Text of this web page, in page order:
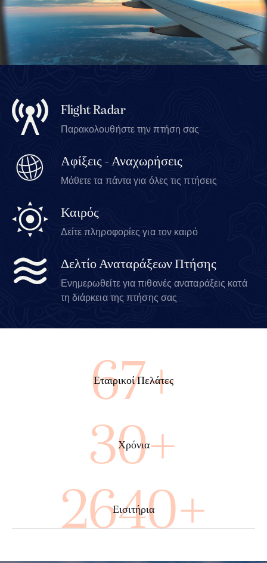
Flight Radar
Παρακολουθήστε την πτήση σας
Αφίξεις - Αναχωρήσεις
Μάθετε τα πάντα για όλες τις πτήσεις
Καιρός
Δείτε πληροφορίες για τον καιρό
Δελτίο Αναταράξεων Πτήσης
Ενημερωθείτε για πιθανές αναταράξεις κατά
τη διάρκεια της πτήσης σας
100+
Εταιρικοί Πελάτες
45+
Χρόνια
4000+
Εισιτήρια